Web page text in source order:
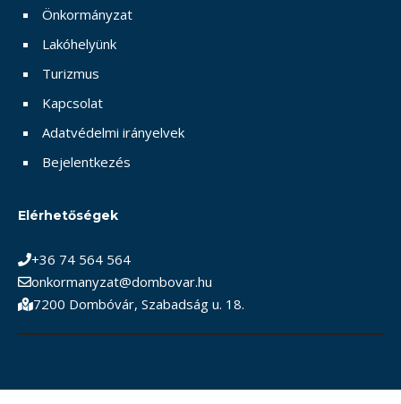
Önkormányzat
Lakóhelyünk
Turizmus
Kapcsolat
Adatvédelmi irányelvek
Bejelentkezés
Elérhetőségek
+36 74 564 564
onkormanyzat@dombovar.hu
7200 Dombóvár, Szabadság u. 18.